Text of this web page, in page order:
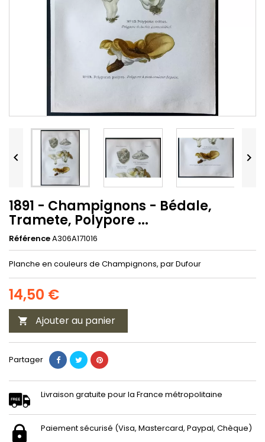
 
1891 - Champignons - Bédale,
Tramete, Polypore ...
RéférenceA306A171016
Planche en couleurs de Champignons, par Dufour
14,50 €
 Ajouter au panier
Partager
Livraison gratuite pour la France métropolitaine
Paiement sécurisé (Visa, Mastercard, Paypal, Chèque)